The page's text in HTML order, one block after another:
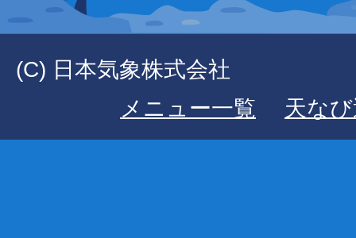
(C) 日本気象株式会社
メニュー一覧
天な